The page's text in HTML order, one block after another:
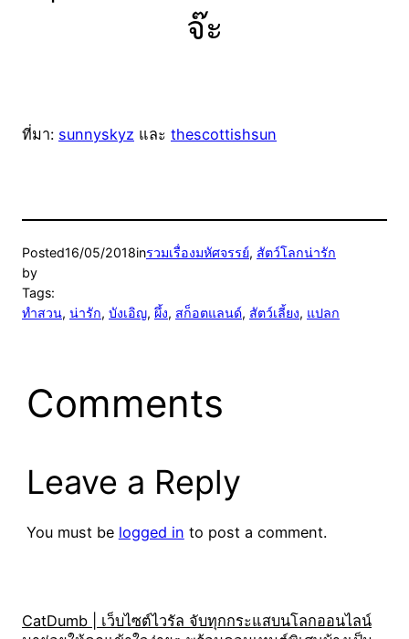
จ๊ะ
ที่มา: sunnyskyz และ thescottishsun
Posted16/05/2018inรวมเรื่องมหัศจรรย์, สัตว์โลกน่ารัก
by
Tags:
ทำสวน, น่ารัก, บังเอิญ, ผึ้ง, สก็อตแลนด์, สัตว์เลี้ยง, แปลก
Comments
Leave a Reply
You must be logged in to post a comment.
CatDumb | เว็บไซต์ไวรัล จับทุกกระแสบนโลกออนไลน์